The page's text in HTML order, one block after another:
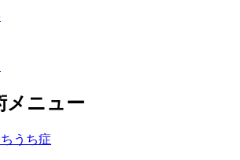
メニュー
うち症